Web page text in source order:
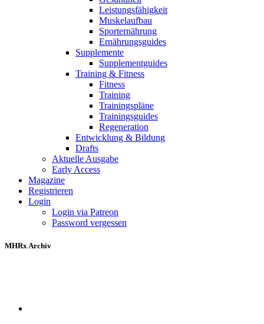
Leistungsfähigkeit
Muskelaufbau
Sporternährung
Ernährungsguides
Supplemente
Supplementguides
Training & Fitness
Fitness
Training
Trainingspläne
Trainingsguides
Regeneration
Entwicklung & Bildung
Drafts
Aktuelle Ausgabe
Early Access
Magazine
Registrieren
Login
Login via Patreon
Password vergessen
MHRx Archiv